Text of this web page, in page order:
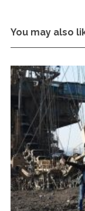
You may also